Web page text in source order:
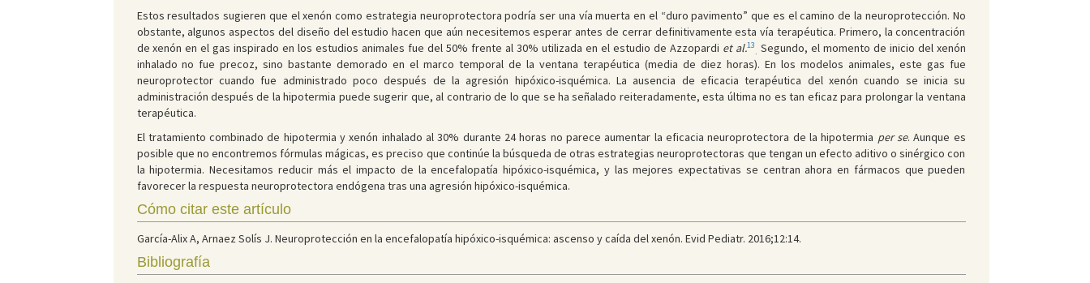
Estos resultados sugieren que el xenón como estrategia neuroprotectora podría ser una vía muerta en el “duro pavimento” que es el camino de la neuroprotección. No
obstante, algunos aspectos del diseño del estudio hacen que aún necesitemos esperar antes de cerrar definitivamente esta vía terapéutica. Primero, la concentración
de xenón en el gas inspirado en los estudios animales fue del 50% frente al 30% utilizada en el estudio de Azzopardi et al.13
. Segundo, el momento de inicio del xenón
inhalado no fue precoz, sino bastante demorado en el marco temporal de la ventana terapéutica (media de diez horas). En los modelos animales, este gas fue
neuroprotector cuando fue administrado poco después de la agresión hipóxico-isquémica. La ausencia de eficacia terapéutica del xenón cuando se inicia su
administración después de la hipotermia puede sugerir que, al contrario de lo que se ha señalado reiteradamente, esta última no es tan eficaz para prolongar la ventana
terapéutica.
El tratamiento combinado de hipotermia y xenón inhalado al 30% durante 24 horas no parece aumentar la eficacia neuroprotectora de la hipotermia per se. Aunque es
posible que no encontremos fórmulas mágicas, es preciso que continúe la búsqueda de otras estrategias neuroprotectoras que tengan un efecto aditivo o sinérgico con
la hipotermia. Necesitamos reducir más el impacto de la encefalopatía hipóxico-isquémica, y las mejores expectativas se centran ahora en fármacos que pueden
favorecer la respuesta neuroprotectora endógena tras una agresión hipóxico-isquémica.
Cómo citar este artículo
García-Alix A, Arnaez Solís J. Neuroprotección en la encefalopatía hipóxico-isquémica: ascenso y caída del xenón. Evid Pediatr. 2016;12:14.
Bibliografía